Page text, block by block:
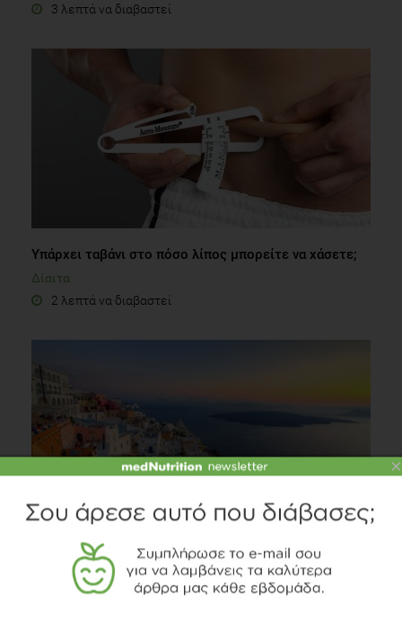
3 λεπτά να διαβαστεί
Υπάρχει ταβάνι στο πόσο λίπος μπορείτε να χάσετε;
Δίαιτα
2 λεπτά να διαβαστεί
Σαντορίνη, το μαγικό νησί
Κουζίνα
2 λεπτά να διαβαστεί
×